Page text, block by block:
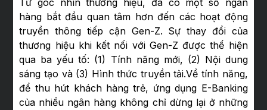
Từ góc nhìn thương hiệu, đã có một số ngân
hàng bắt đầu quan tâm hơn đến các hoạt động
truyền thông tiếp cận Gen-Z. Sự thay đổi của
thương hiệu khi kết nối với Gen-Z được thể hiện
qua ba yếu tố: (1) Tính năng mới, (2) Nội dung
sáng tạo và (3) Hình thức truyền tải.Về tính năng,
để thu hút khách hàng trẻ, ứng dụng E-Banking
của nhiều ngân hàng không chỉ dừng lại ở những